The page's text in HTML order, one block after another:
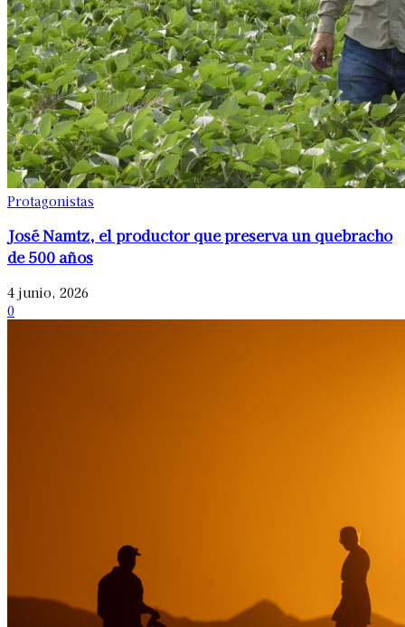
Protagonistas
José Namtz, el productor que preserva un quebracho
de 500 años
4 junio, 2026
0